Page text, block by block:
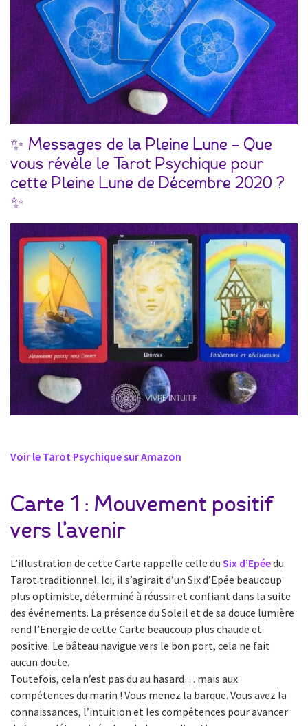
✨ Messages de la Pleine Lune – Que
vous révèle le Tarot Psychique pour
cette Pleine Lune de Décembre 2020 ?
✨
Voir le Tarot Psychique sur Amazon
Carte 1 : Mouvement positif
vers l’avenir
L’illustration de cette Carte rappelle celle du Six d’Epéedu
Tarot traditionnel. Ici, il s’agirait d’un Six d’Epée beaucoup
plus optimiste, déterminé à réussir et confiant dans la suite
des événements. La présence du Soleil et de sa douce lumière
rend l’Energie de cette Carte beaucoup plus chaude et
positive. Le bâteau navigue vers le bon port, cela ne fait
aucun doute.
Toutefois, cela n’est pas du au hasard… mais aux
compétences du marin ! Vous menez la barque. Vous avez la
connaissances, l’intuition et les compétences pour avancer